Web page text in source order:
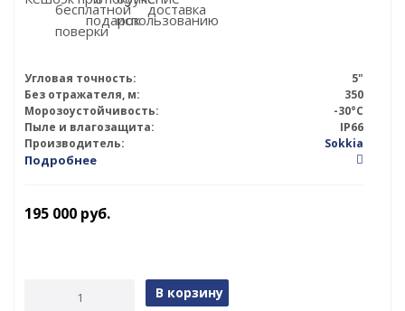
Угловая точность:
5"
Без отражателя, м:
350
Морозоустойчивость:
-30°C
Пыле и влагозащита:
IP66
Производитель:
Sokkia
Подробнее
195 000 руб.
В корзину